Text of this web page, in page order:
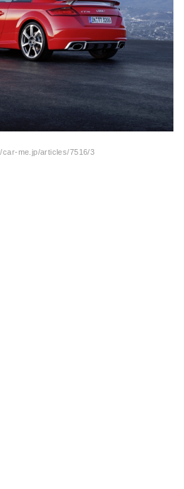
car-me.jp/articles/7516/3